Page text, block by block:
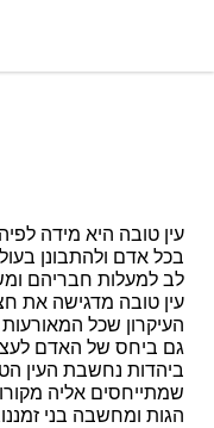
עין טובה היא מידה
בכל אדם ולהתבונן
לב למעלות חבריהם
עין טובה מדגישה את
העיקרון שכל
גם ביחס של האדם
ביהדות נחשבת העין
שמתייחסים אליה
הגות ומחשבה בני